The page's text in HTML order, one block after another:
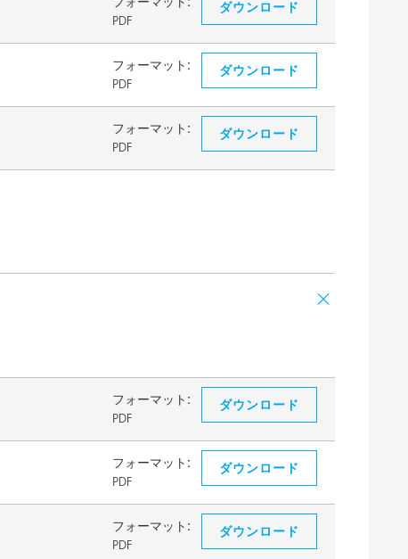
PDF
ダウンロード
フォーマット:
PDF
ダウンロード
フォーマット:
PDF
ダウンロード
フォーマット:
PDF
ダウンロード
フォーマット:
PDF
ダウンロード
フォーマット:
PDF
ダウンロード